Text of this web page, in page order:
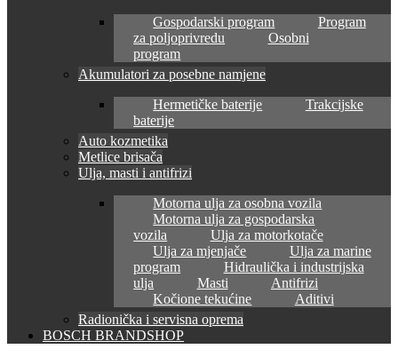
Gospodarski program
Program
za poljoprivredu
Osobni
program
Akumulatori za posebne namjene
Hermetičke baterije
Trakcijske
baterije
Auto kozmetika
Metlice brisača
Ulja, masti i antifrizi
Motorna ulja za osobna vozila
Motorna ulja za gospodarska
vozila
Ulja za motorkotače
Ulja za mjenjače
Ulja za marine
program
Hidraulička i industrijska
ulja
Masti
Antifrizi
Kočione tekućine
Aditivi
Radionička i servisna oprema
BOSCH BRANDSHOP